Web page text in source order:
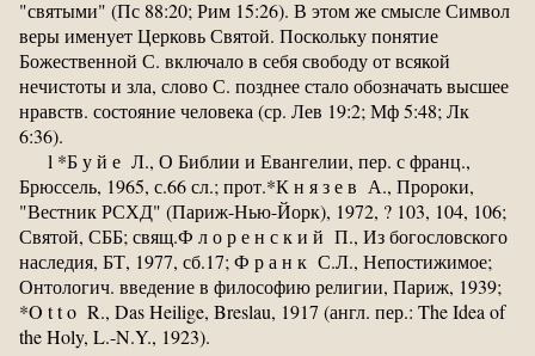
"святыми" (Пс 88:20; Рим 15:26). В этом же смысле Символ
веры именует Церковь Святой. Поскольку понятие
Божественной С. включало в себя свободу от всякой
нечистоты и зла, слово С. позднее стало обозначать высшее
нравств. состояние человека (ср. Лев 19:2; Мф 5:48; Лк
6:36).
l *Б у й е Л., О Библии и Евангелии, пер. с франц.,
Брюссель, 1965, с.66 сл.; прот.*К н я з е в А., Пророки,
"Вестник РСХД" (Париж-Нью-Йорк), 1972, ? 103, 104, 106;
Святой, СББ; свящ.Ф л о р е н с к и й П., Из богословского
наследия, БТ, 1977, сб.17; Ф р а н к С.Л., Непостижимое;
Онтологич. введение в философию религии, Париж, 1939;
*O t t o R., Das Heilige, Breslau, 1917 (англ. пер.: The Idea of
the Holy, L.-N.Y., 1923).